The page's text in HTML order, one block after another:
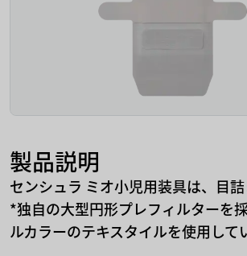
製品説明
センシュラ ミオ小児用装具は、目
*独自の大型円形プレフィルターを
ルカラーのテキスタイルを使用して